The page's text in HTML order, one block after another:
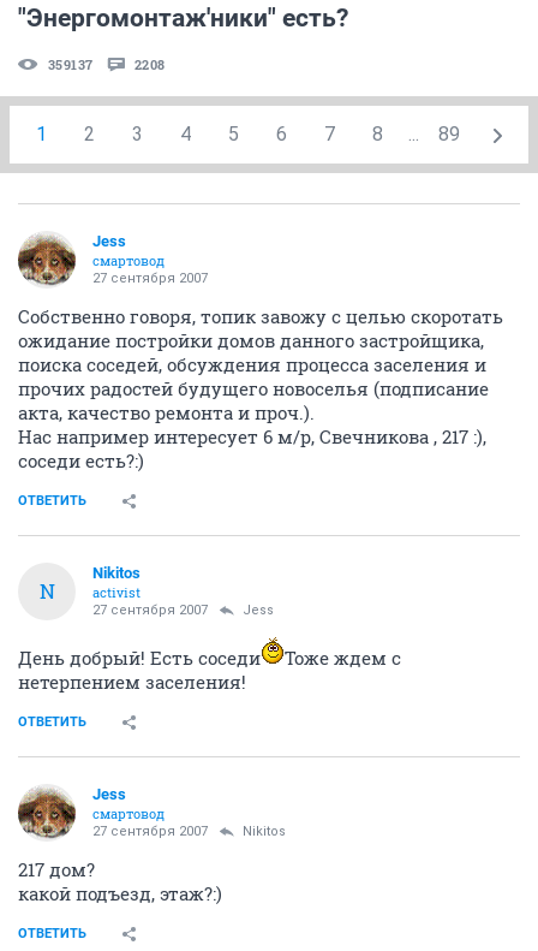
"Энергомонтаж'ники" есть?
359137 2208
1 2 3 4 5 6 7 8 ... 89
Jess
смартовод
27 сентября 2007
Собственно говоря, топик завожу с целью скоротать
ожидание постройки домов данного застройщика,
поиска соседей, обсуждения процесса заселения и
прочих радостей будущего новоселья (подписание
акта, качество ремонта и проч.).
Нас например интересует 6 м/р, Свечникова , 217 :),
соседи есть?:)
ОТВЕТИТЬ
N
Nikitos
activist
27 сентября 2007 Jess
День добрый! Есть соседи
Тоже ждем с
нетерпением заселения!
ОТВЕТИТЬ
Jess
смартовод
27 сентября 2007 Nikitos
217 дом?
какой подъезд, этаж?:)
ОТВЕТИТЬ